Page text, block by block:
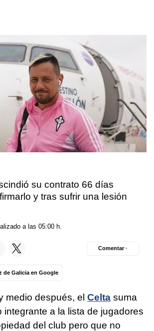
su contrato 66 días
y tras sufrir una lesión
a las 05:00 h.
de Galicia en Google
Comentar ·
medio después, el Celta suma
integrante a la lista de jugadores
del club pero que no